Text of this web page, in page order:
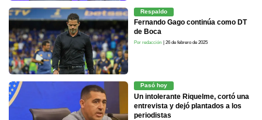
Respaldo
Fernando Gago continúa como DT
de Boca
Por redacción | 26 de febrero de 2025
Pasó hoy
Un intolerante Riquelme, cortó una
entrevista y dejó plantados a los
periodistas